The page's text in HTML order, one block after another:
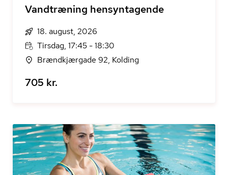
Vandtræning hensyntagende
18. august, 2026
Tirsdag, 17:45 - 18:30
Brændkjærgade 92, Kolding
705 kr.